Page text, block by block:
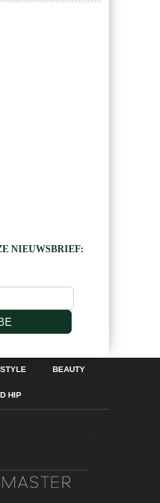
NIEUWSBRIEF:
BEAUTY
HIP